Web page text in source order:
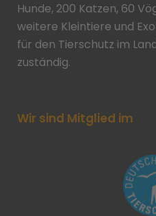
Hunde, 200 Katzen, 60
weitere Kleintiere und
für den Tierschutz im
zuständig.
Wir sind Mitglied im